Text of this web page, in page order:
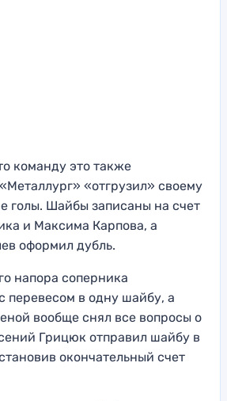
команду это также
«отгрузил» своему
голы. Шайбы записаны на счет
и Максима Карпова, а
оформил дубль.
напора соперника
перевесом в одну шайбу, а
вообще снял все вопросы о
Грицюк отправил шайбу в
окончательный счет